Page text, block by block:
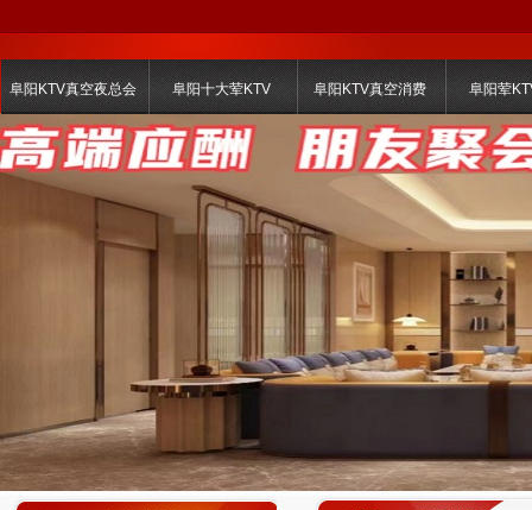
阜阳KTV真空夜总会 阜阳十大荤KTV 阜阳KTV真空消费 阜阳荤